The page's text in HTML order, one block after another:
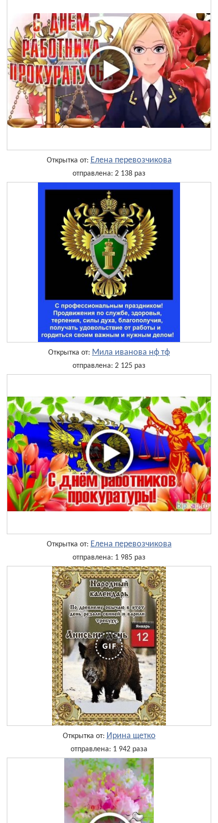
Открытка от: Елена перевозчикова
отправлена: 2 138 раз
Открытка от: Мила иванова нф тф
отправлена: 2 125 раз
Открытка от: Елена перевозчикова
отправлена: 1 985 раз
Открытка от: Ирина щетко
отправлена: 1 942 раза